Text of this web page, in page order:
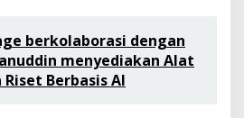
berkolaborasi dengan
menyediakan Alat
Berbasis AI